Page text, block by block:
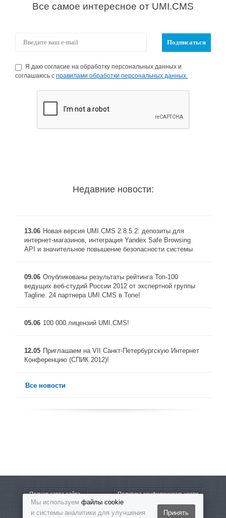
Все самое интересное от UMI.CMS
Я даю согласие на обработку персональных данных и
соглашаюсь с правилами обработки персональных данных.
Недавние новости:
13.06 Новая версия UMI.CMS 2.8.5.2: депозиты для
интернет-магазинов, интеграция Yandex Safe Browsing
API и значительное повышение безопасности системы
09.06 Опубликованы результаты рейтинга Toп-100
ведущих веб-студий России 2012 от экспертной группы
Tagline. 24 партнера UMI.CMS в Топе!
05.06 100 000 лицензий UMI.CMS!
12.05 Приглашаем на VII Санкт-Петербургскую Интернет
Конференцию (СПИК 2012)!
Все новости
Полная карта сайта Политика конфиденциальности
Бесплатный звонок 8-800-5555-864
Мы используем файлы cookie
и системы аналитики для улучшения
Принять